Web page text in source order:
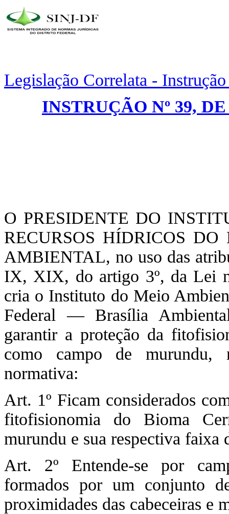
Legislação Correlata -
INSTRUÇÃO Nº 39,
O PRESIDENTE DO
RECURSOS HÍDRICOS
AMBIENTAL, no uso das
IX, XIX, do artigo 3º, da Lei
cria o Instituto do Meio
Federal — Brasília
garantir a proteção da
como campo de murundu,
normativa:
Art. 1º Ficam considerados
fitofisionomia do Bioma
murundu e sua respectiva faixa
Art. 2º Entende-se por
formados por um conjunto
proximidades das cabeceiras e